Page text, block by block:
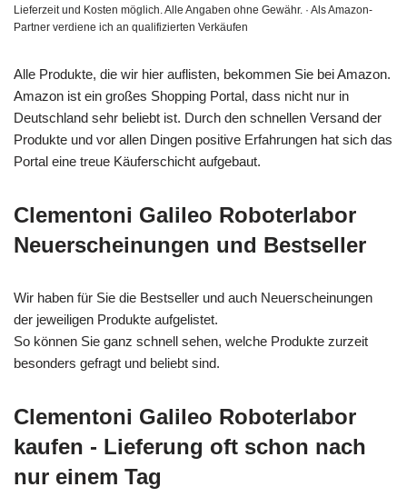
Lieferzeit und Kosten möglich. Alle Angaben ohne Gewähr. · Als Amazon-
Partner verdiene ich an qualifizierten Verkäufen
Alle Produkte, die wir hier auflisten, bekommen Sie bei Amazon.
Amazon ist ein großes Shopping Portal, dass nicht nur in
Deutschland sehr beliebt ist. Durch den schnellen Versand der
Produkte und vor allen Dingen positive Erfahrungen hat sich das
Portal eine treue Käuferschicht aufgebaut.
Clementoni Galileo Roboterlabor
Neuerscheinungen und Bestseller
Wir haben für Sie die Bestseller und auch Neuerscheinungen
der jeweiligen Produkte aufgelistet.
So können Sie ganz schnell sehen, welche Produkte zurzeit
besonders gefragt und beliebt sind.
Clementoni Galileo Roboterlabor
kaufen - Lieferung oft schon nach
nur einem Tag